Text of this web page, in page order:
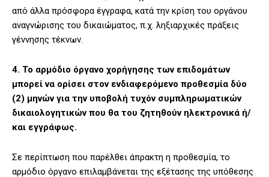
από άλλα πρόσφορα έγγραφα, κατά την κρίση του οργάνου
αναγνώρισης του δικαιώματος, π.χ. ληξιαρχικές πράξεις
γέννησης τέκνων.
4. Το αρμόδιο όργανο χορήγησης των επιδομάτων
μπορεί να ορίσει στον ενδιαφερόμενο προθεσμία δύο
(2) μηνών για την υποβολή τυχόν συμπληρωματικών
δικαιολογητικών που θα του ζητηθούν ηλεκτρονικά ή/
και εγγράφως.
Σε περίπτωση που παρέλθει άπρακτη η προθεσμία, το
αρμόδιο όργανο επιλαμβάνεται της εξέτασης της υπόθεσης